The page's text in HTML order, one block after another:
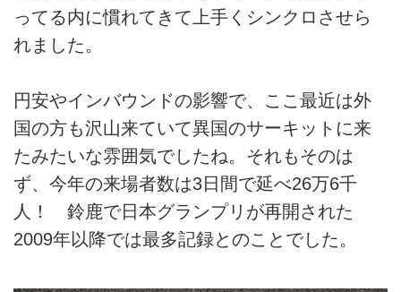
ってる内に慣れてきて上手くシンクロさせら
れました。
円安やインバウンドの影響で、ここ最近は外
国の方も沢山来ていて異国のサーキットに来
たみたいな雰囲気でしたね。それもそのは
ず、今年の来場者数は3日間で延べ26万6千
人！ 鈴鹿で日本グランプリが再開された
2009年以降では最多記録とのことでした。